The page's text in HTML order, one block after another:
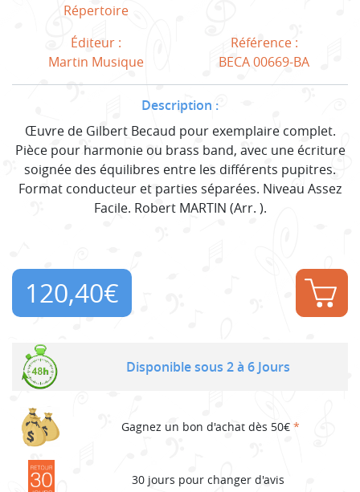
Répertoire
Éditeur :
Martin Musique
Référence :
BECA 00669-BA
Description :
Œuvre de Gilbert Becaud pour exemplaire complet.
Pièce pour harmonie ou brass band, avec une écriture
soignée des équilibres entre les différents pupitres.
Format conducteur et parties séparées. Niveau Assez
Facile. Robert MARTIN (Arr. ).
120,40€
Disponible sous 2 à 6 Jours
Gagnez un bon d'achat dès 50€ *
30 jours pour changer d'avis